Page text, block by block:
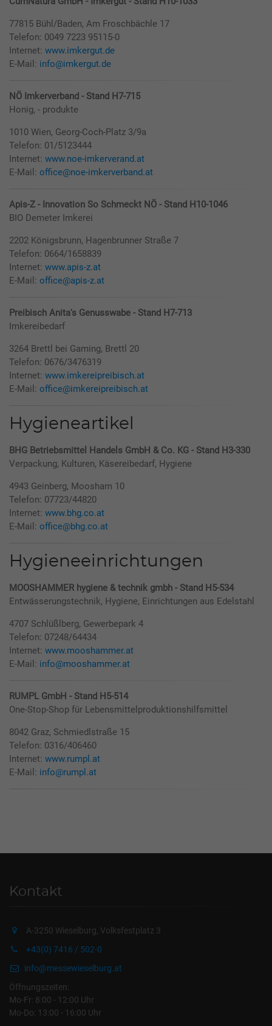
77815 Bühl/Baden, Am Froschbächle 17
Telefon: 0049 7223 95115-0
Internet: www.imkergut.de
E-Mail: info@imkergut.de
NÖ Imkerverband - Stand H7-715
Honig, - produkte
1010 Wien, Georg-Coch-Platz 3/9a
Telefon: 01/5123444
Internet: www.noe-imkerverand.at
E-Mail: office@noe-imkerverband.at
Apis-Z - Innovation So Schmeckt NÖ - Stand H10-1046
BIO Demeter Imkerei
2202 Königsbrunn, Hagenbrunner Straße 7
Telefon: 0664/1658839
Internet: www.apis-z.at
E-Mail: office@apis-z.at
Preibisch Anita's Genusswabe - Stand H7-713
Imkereibedarf
3264 Brettl bei Gaming, Brettl 20
Telefon: 0676/3476319
Internet: www.imkereipreibisch.at
E-Mail: office@imkereipreibisch.at
Hygieneartikel
BHG Betriebsmittel Handels GmbH & Co. KG - Stand H3-330
Verpackung, Kulturen, Käsereibedarf, Hygiene
4943 Geinberg, Moosham 10
Telefon: 07723/44820
Internet: www.bhg.co.at
E-Mail: office@bhg.co.at
Hygieneeinrichtungen
MOOSHAMMER hygiene & technik gmbh - Stand H5-534
Entwässerungstechnik, Hygiene, Einrichtungen aus Edelstahl
4707 Schlüßlberg, Gewerbepark 4
Telefon: 07248/64434
Internet: www.mooshammer.at
E-Mail: info@mooshammer.at
RUMPL GmbH - Stand H5-514
One-Stop-Shop für Lebensmittelproduktionshilfsmittel
8042 Graz, Schmiedlstraße 15
Telefon: 0316/406460
Internet: www.rumpl.at
E-Mail: info@rumpl.at
Kontakt
A-3250 Wieselburg, Volksfestplatz 3
+43(0) 7416 / 502-0
info@messewieselburg.at
Öffnungszeiten:
Mo-Fr: 8:00 - 12:00 Uhr
Mo-Do: 13:00 - 16:00 Uhr